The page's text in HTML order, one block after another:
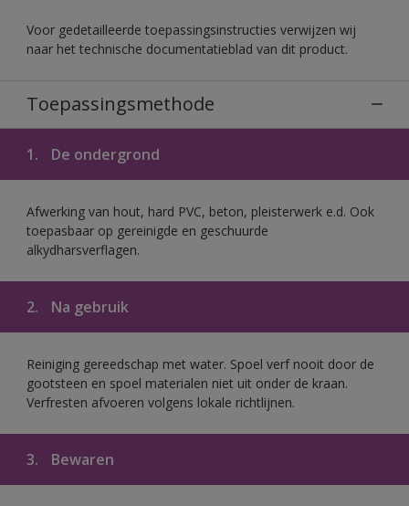
Voor gedetailleerde toepassingsinstructies verwijzen wij
naar het technische documentatieblad van dit product.
Toepassingsmethode
1. De ondergrond
Afwerking van hout, hard PVC, beton, pleisterwerk e.d. Ook
toepasbaar op gereinigde en geschuurde
alkydharsverflagen.
2. Na gebruik
Reiniging gereedschap met water. Spoel verf nooit door de
gootsteen en spoel materialen niet uit onder de kraan.
Verfresten afvoeren volgens lokale richtlijnen.
3. Bewaren